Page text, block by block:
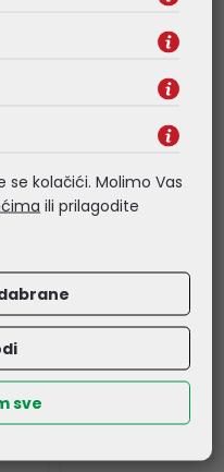
se kolačići. Molimo Vas
ili prilagodite
sve